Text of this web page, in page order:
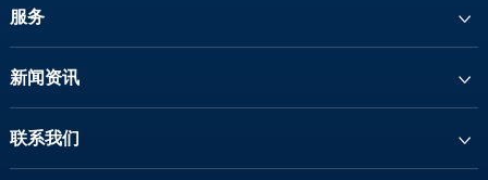
服务
新闻资讯
联系我们